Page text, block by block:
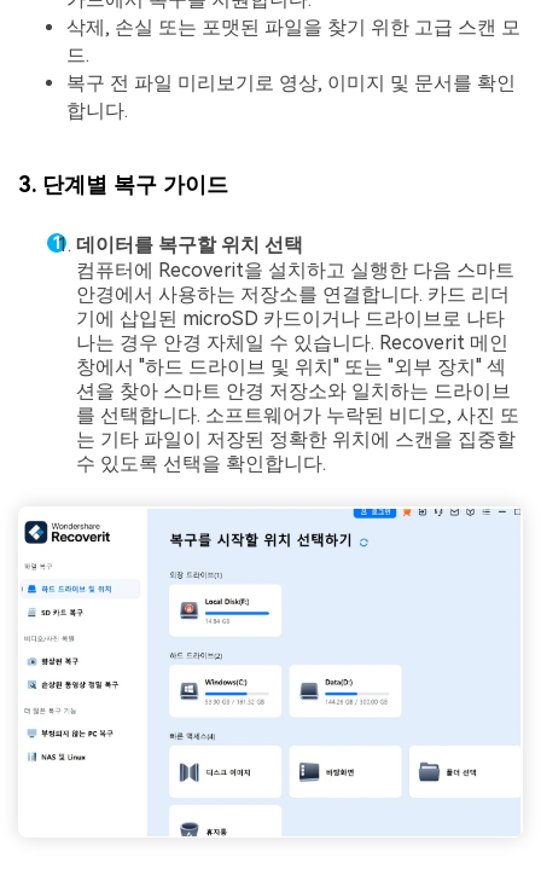
삭제, 손실 또는 포맷된 파일을 찾기 위한 고급 스캔 모
드.
복구 전 파일 미리보기로 영상, 이미지 및 문서를 확인
합니다.
3. 단계별 복구 가이드
데이터를 복구할 위치 선택
컴퓨터에 Recoverit을 설치하고 실행한 다음 스마트
안경에서 사용하는 저장소를 연결합니다. 카드 리더
기에 삽입된 microSD 카드이거나 드라이브로 나타
나는 경우 안경 자체일 수 있습니다. Recoverit 메인
창에서 "하드 드라이브 및 위치" 또는 "외부 장치" 섹
션을 찾아 스마트 안경 저장소와 일치하는 드라이브
를 선택합니다. 소프트웨어가 누락된 비디오, 사진 또
는 기타 파일이 저장된 정확한 위치에 스캔을 집중할
수 있도록 선택을 확인합니다.